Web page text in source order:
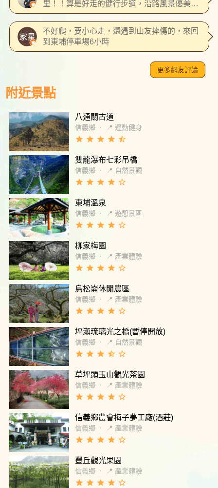
清涼退火。
里！！算是好走的健行步道，沿路風景優美！
到雲龍瀑布後玩玩水，簡單的補充能量後 再沿
路下山，非常棒的一天
不好爬，要小心走，還遇到山友摔傷的，來回
到東埔停車場6小時
更多網友評論
附近景點
八通關古道
信義鄉 ． 📍 運動健身
grade grade grade grade star_half
雙龍瀑布七彩吊橋
信義鄉 ． 📍 自然景觀
grade grade grade grade star_border
東埔溫泉
信義鄉 ． 📍 遊憩景區
grade grade grade grade star_border
柳家梅園
信義鄉 ． 📍 產業體驗
grade grade grade grade star_border
烏松崙休閒農區
信義鄉 ． 📍 產業體驗
grade grade grade grade star_border
坪瀨琉璃光之橋(暫停開放)
信義鄉 ． 📍 自然景觀
grade grade grade star_half star_border
草坪頭玉山觀光茶園
信義鄉 ． 📍 產業體驗
grade grade grade grade star_border
信義鄉農會梅子夢工廠(酒莊)
信義鄉 ． 📍 產業體驗
grade grade grade grade star_border
豐丘觀光果園
信義鄉 ． 📍 產業體驗
grade grade grade grade star_border